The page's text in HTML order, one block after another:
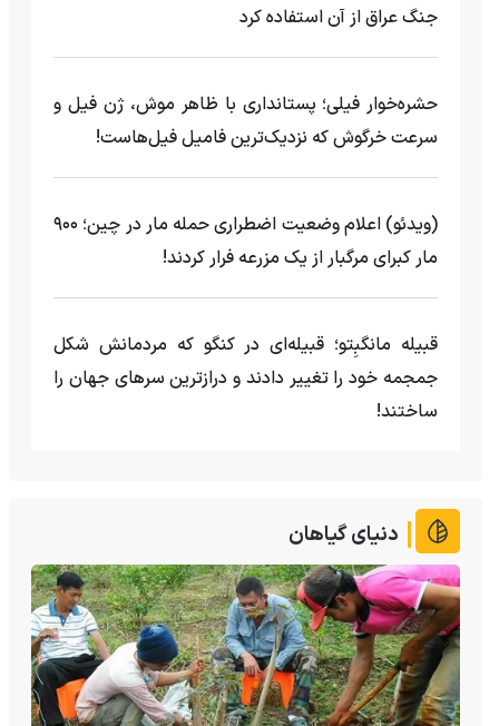
جنگ عراق از آن استفاده کرد
حشره‌خوار فیلی؛ پستانداری با ظاهر موش، ژن فیل و
سرعت خرگوش که نزدیک‌ترین فامیل فیل‌هاست!
(ویدئو) اعلام وضعیت اضطراری حمله مار‌ در چین؛ ۹۰۰
مار کبرای مرگبار از یک مزرعه‌ فرار کردند!
قبیله مانگبِتو؛ قبیله‌ای در کنگو که مردمانش شکل
جمجمه خود را تغییر دادند و درازترین سرهای جهان را
ساختند!
دنیای گیاهان